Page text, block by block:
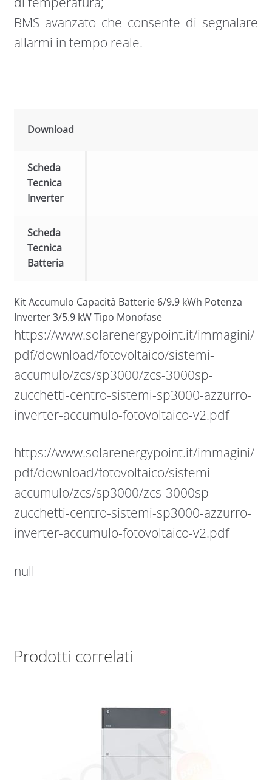
BMS avanzato che consente di segnalare
allarmi in tempo reale.
Download
Scheda
Tecnica
Inverter
Scheda
Tecnica
Batteria
Kit Accumulo Capacità Batterie 6/9.9 kWh Potenza
Inverter 3/5.9 kW Tipo Monofase
https://www.solarenergypoint.it/immagini/
pdf/download/fotovoltaico/sistemi-
accumulo/zcs/sp3000/zcs-3000sp-
zucchetti-centro-sistemi-sp3000-azzurro-
inverter-accumulo-fotovoltaico-v2.pdf
https://www.solarenergypoint.it/immagini/
pdf/download/fotovoltaico/sistemi-
accumulo/zcs/sp3000/zcs-3000sp-
zucchetti-centro-sistemi-sp3000-azzurro-
inverter-accumulo-fotovoltaico-v2.pdf
null
Prodotti correlati